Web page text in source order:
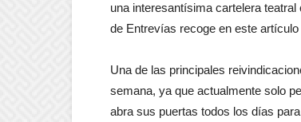
una interesantísima cartelera
de Entrevías recoge en este
Una de las principales
semana, ya que actualmente solo
abra sus puertas todos los días